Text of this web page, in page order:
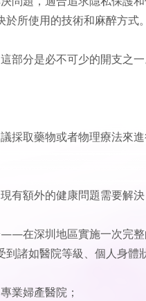
所使用的技術和麻醉方式。
部分是必不可少的開支之
採取藥物或者物理療法來進
額外的健康問題需要解決
在深圳地區實施一次完
諸如醫院等級、個人身體
業婦產醫院；